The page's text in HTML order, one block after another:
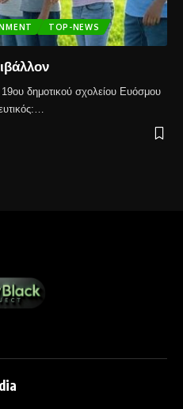
TOP-NEWS
19ου δημοτικού σχολείου Ευόσμου